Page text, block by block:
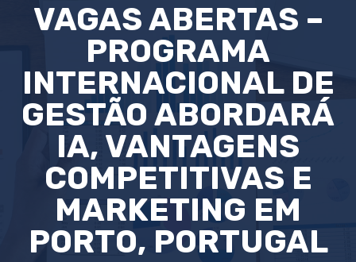
VAGAS ABERTAS –
PROGRAMA
INTERNACIONAL DE
GESTÃO ABORDARÁ
IA, VANTAGENS
COMPETITIVAS E
MARKETING EM
PORTO, PORTUGAL